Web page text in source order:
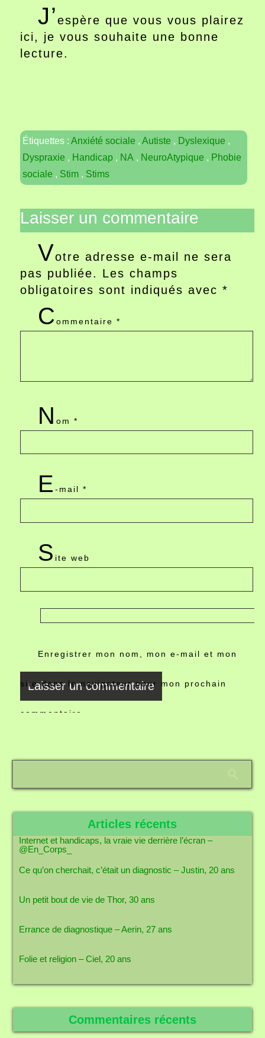
J’espère que vous vous plairez
ici, je vous souhaite une bonne
lecture.
Étiquettes :Anxiété sociale ,Autiste , Dyslexique ,
Dyspraxie , Handicap , NA , NeuroAtypique , Phobie
sociale , Stim , Stims
Laisser un commentaire
Votre adresse e-mail ne sera
pas publiée. Les champs
obligatoires sont indiqués avec*
Commentaire*
Nom*
E-mail*
S ite web
Enregistrer mon nom, mon e-mail et mon
site dans le navigateur pour mon prochain
commentaire.
Articles récents
Internet et handicaps, la vraie vie derrière l’écran –
@En_Corps_
Ce qu’on cherchait, c’était un diagnostic – Justin, 20 ans
Un petit bout de vie de Thor, 30 ans
Errance de diagnostique – Aerin, 27 ans
Folie et religion – Ciel, 20 ans
Commentaires récents